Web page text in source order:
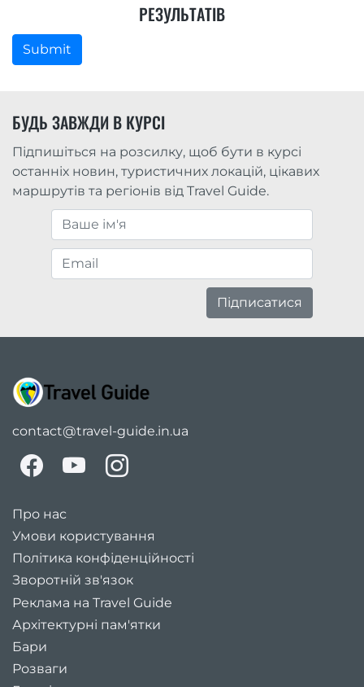
РЕЗУЛЬТАТІВ
Submit
БУДЬ ЗАВЖДИ В КУРСІ
Підпишіться на розсилку, щоб бути в курсі
останніх новин, туристичних локацій, цікавих
маршрутів та регіонів від Travel Guide.
Підписатися
contact@travel-guide.in.ua
Про нас
Умови користування
Політика конфіденційності
Зворотній зв'язок
Реклама на Travel Guide
Архітектурні пам'ятки
Бари
Розваги